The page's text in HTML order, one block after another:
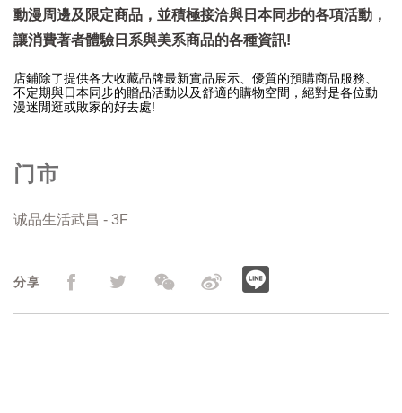
動漫周邊及限定商品，並積極接洽與日本同步的各項活動，
讓消費著者體驗日系與美系商品的各種資訊!
店鋪除了提供各大收藏品牌最新實品展示、優質的預購商品服務、
不定期與日本同步的贈品活動以及舒適的購物空間，絕對是各位動
漫迷閒逛或敗家的好去處!
分享
门市
诚品生活武昌 - 3F